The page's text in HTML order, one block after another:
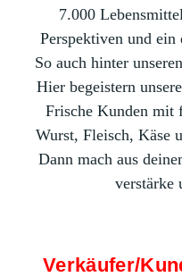
7.000
Perspektiven und ein
So auch hinter
Hier begeistern
Frische Kunden mit
Wurst, Fleisch, Käse
Dann mach aus
verstärke
Verkäufer/